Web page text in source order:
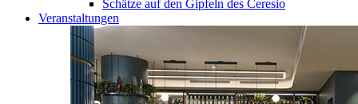
Schätze auf den Gipfeln des Ceresio
Veranstaltungen